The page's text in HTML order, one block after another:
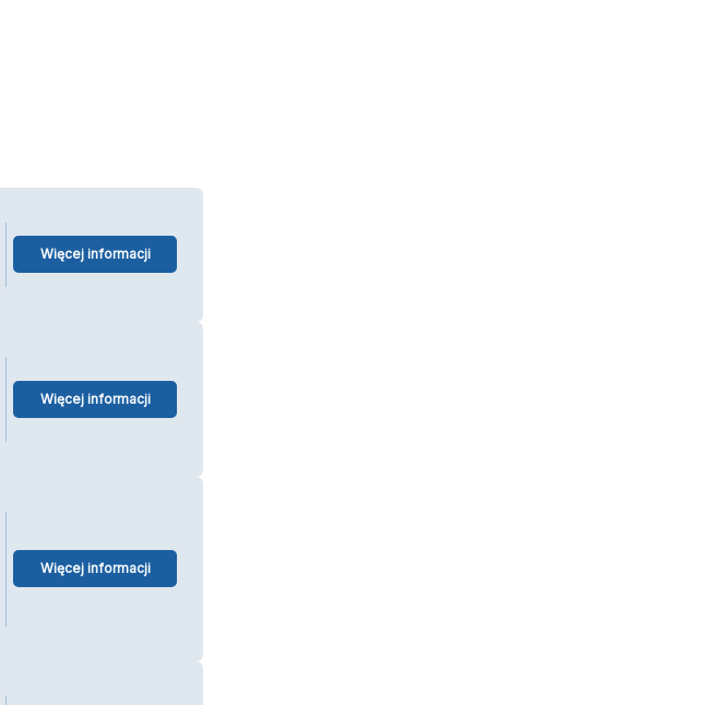
Więcej informacji
Więcej informacji
Więcej informacji